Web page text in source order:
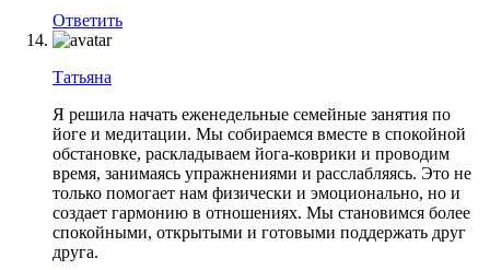
Ответить
Татьяна
Я решила начать еженедельные семейные занятия по
йоге и медитации. Мы собираемся вместе в спокойной
обстановке, раскладываем йога-коврики и проводим
время, занимаясь упражнениями и расслабляясь. Это не
только помогает нам физически и эмоционально, но и
создает гармонию в отношениях. Мы становимся более
спокойными, открытыми и готовыми поддержать друг
друга.